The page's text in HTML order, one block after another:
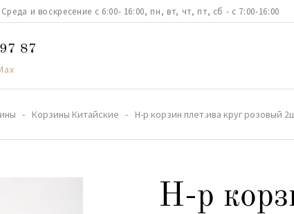
и воскресение с 6:00- 16:00, пн, вт, чт, пт, сб - с 7:00-16:00
87
Корзины Китайские Н-р корзин плет.ива круг розовый
Н-р